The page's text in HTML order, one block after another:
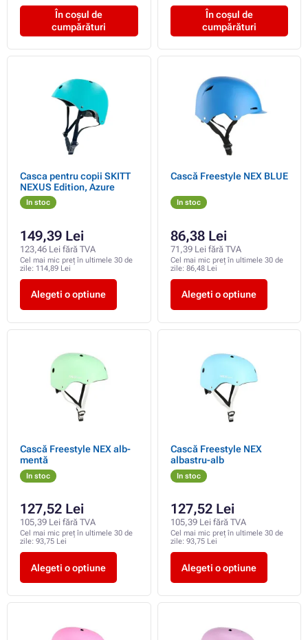
În coșul de
cumpărături
În coșul de
cumpărături
Casca pentru copii SKITT
NEXUS Edition, Azure
In stoc
149,39 Lei
123,46 Lei fără TVA
Cel mai mic preț în ultimele 30 de
zile: 114,89 Lei
Alegeti o optiune
Cască Freestyle NEX BLUE
In stoc
86,38 Lei
71,39 Lei fără TVA
Cel mai mic preț în ultimele 30 de
zile: 86,48 Lei
Alegeti o optiune
Cască Freestyle NEX alb-
mentă
In stoc
127,52 Lei
105,39 Lei fără TVA
Cel mai mic preț în ultimele 30 de
zile: 93,75 Lei
Alegeti o optiune
Cască Freestyle NEX
albastru-alb
In stoc
127,52 Lei
105,39 Lei fără TVA
Cel mai mic preț în ultimele 30 de
zile: 93,75 Lei
Alegeti o optiune